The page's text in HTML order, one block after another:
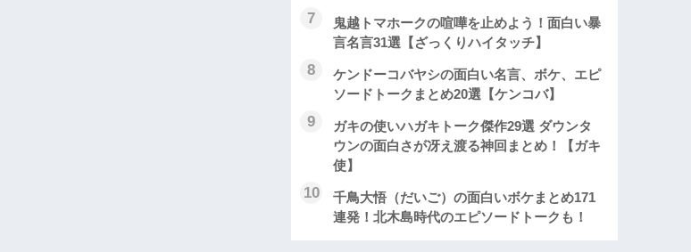
鬼越トマホークの喧嘩を止めよう！面白い暴
言名言31選【ざっくりハイタッチ】
ケンドーコバヤシの面白い名言、ボケ、エピ
ソードトークまとめ20選【ケンコバ】
ガキの使いハガキトーク傑作29選 ダウンタ
ウンの面白さが冴え渡る神回まとめ！【ガキ
使】
千鳥大悟（だいご）の面白いボケまとめ171
連発！北木島時代のエピソードトークも！